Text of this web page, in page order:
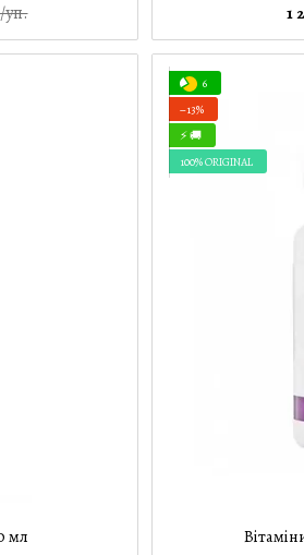
уп. 1
мл
6
−13%
⚡ 🚚
100% ORIGINAL